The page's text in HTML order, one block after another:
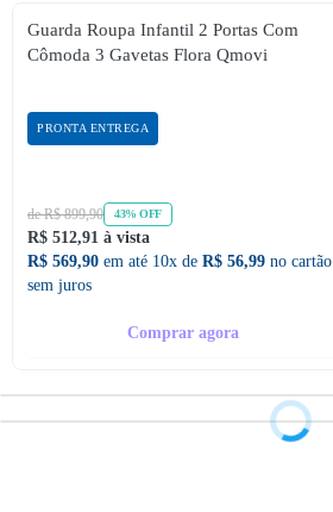
Guarda Roupa Infantil 2 Portas Com
Cômoda 3 Gavetas Flora Qmovi
PRONTA ENTREGA
de R$ 899,90 43% OFF
R$ 512,91 à vista
R$ 569,90 em até 10x de R$ 56,99 no cartão
sem juros
Comprar agora